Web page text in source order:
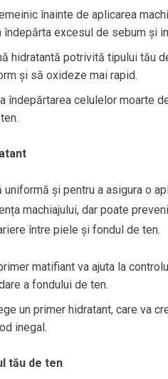
înainte de aplicarea
excesul de sebum și
hidratantă potrivită tipului tău
și să oxideze mai rapid.
îndepărtarea celulelor moarte
și pentru a asigura o
machiajului, dar poate
între piele și fondul de ten.
matifiant va ajuta la
a fondului de ten.
un primer hidratant, care va
inegal.
tău de ten